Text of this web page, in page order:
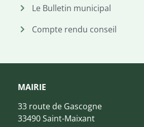
Le Bulletin municipal
Compte rendu conseil
MAIRIE
33 route de Gascogne
33490 Saint-Maixant